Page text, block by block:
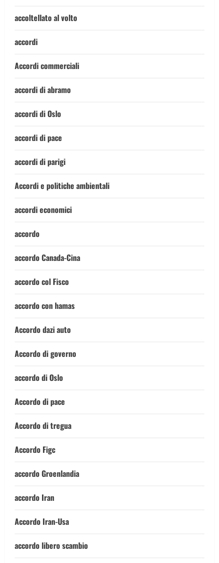
accoltellato al volto
accordi
Accordi commerciali
accordi di abramo
accordi di Oslo
accordi di pace
accordi di parigi
Accordi e politiche ambientali
accordi economici
accordo
accordo Canada-Cina
accordo col Fisco
accordo con hamas
Accordo dazi auto
Accordo di governo
accordo di Oslo
Accordo di pace
Accordo di tregua
Accordo Figc
accordo Groenlandia
accordo Iran
Accordo Iran-Usa
accordo libero scambio